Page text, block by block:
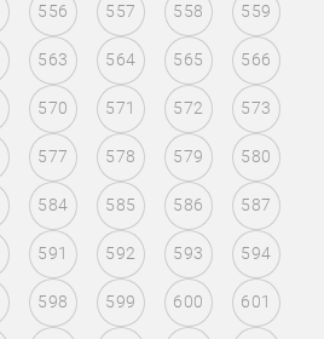
556 557 558 559
563 564 565 566
570 571 572 573
577 578 579 580
584 585 586 587
591 592 593 594
598 599 600 601